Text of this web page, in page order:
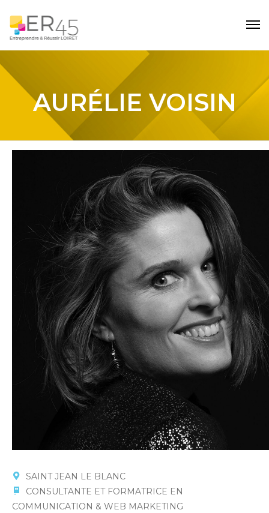
AURÉLIE VOISIN
SAINT JEAN LE BLANC
CONSULTANTE ET FORMATRICE EN
COMMUNICATION & WEB MARKETING